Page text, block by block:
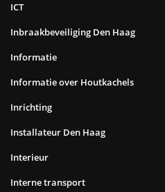
ICT
Inbraakbeveiliging Den Haag
Informatie
Informatie over Houtkachels
Inrichting
Installateur Den Haag
Interieur
Interne transport